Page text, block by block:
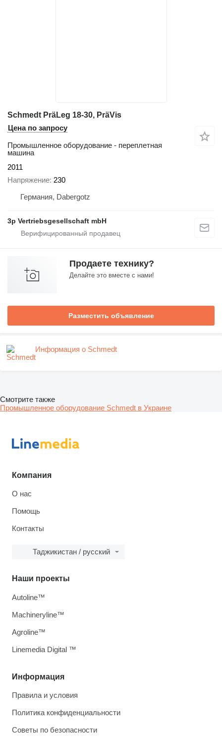
Schmedt PräLeg 18-30, PräVis
Цена по запросу
Промышленное оборудование - переплетная
машина
2011
Напряжение 230
Германия, Dabergotz
3p Vertriebsgesellschaft mbH
Продаете технику?
Делайте это вместе с нами!
Разместить объявление
Информация о Schmedt
Смотрите также
Промышленное оборудование Schmedt в Украине
Компания
О нас
Помощь
Контакты
Таджикистан / русский
Информация
Правила и условия
Политика конфиденциальности
Советы по безопасности
Наши проекты
Autoline™
Machineryline™
Agroline™
Linemedia Digital ™